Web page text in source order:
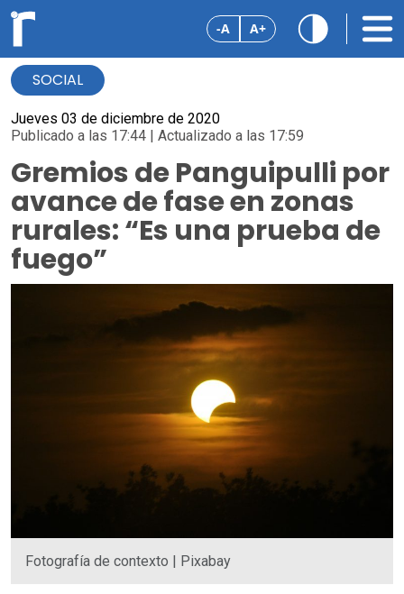
-A A+
SOCIAL
Jueves 03 de diciembre de 2020
Publicado a las 17:44 | Actualizado a las 17:59
Gremios de Panguipulli por
avance de fase en zonas
rurales: “Es una prueba de
fuego”
Fotografía de contexto | Pixabay